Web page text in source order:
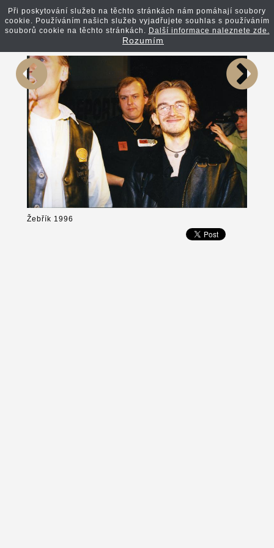
Zpět na článek
Žebřík 1996
Při poskytování služeb na těchto stránkách nám pomáhají soubory
cookie. Používáním našich služeb vyjadřujete souhlas s používáním
souborů cookie na těchto stránkách. Další informace naleznete zde.
Rozumím